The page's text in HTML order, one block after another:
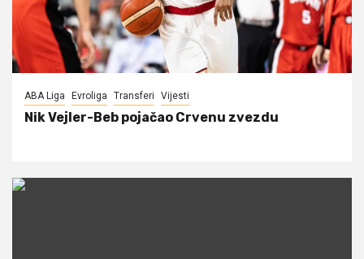
ABA Liga Evroliga Transferi Vijesti
Nik Vejler-Beb pojačao Crvenu zvezdu